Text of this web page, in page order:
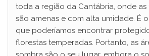
toda a região da Cantábria, onde as
são amenas e com alta umidade. É
que poderíamos encontrar
florestas temperadas. Portanto, as